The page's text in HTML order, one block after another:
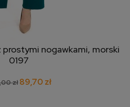
prostymi nogawkami, morski
0197
zł 89,70 zł